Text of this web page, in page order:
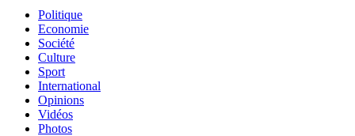
Politique
Economie
Société
Culture
Sport
International
Opinions
Vidéos
Photos